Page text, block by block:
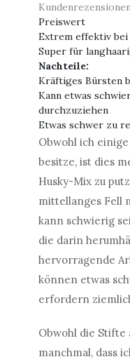
Preiswert
Extrem effektiv
Super für
Nachteile:
Kräftiges Bürsten
Kann etwas
durchzuziehen
Etwas schwer zu
Obwohl ich
besitze, ist dies
Husky-Mix zu
mittellanges Fell
kann schwierig
die darin
hervorragende
können etwas
erfordern
Obwohl die Stifte
manchmal, dass